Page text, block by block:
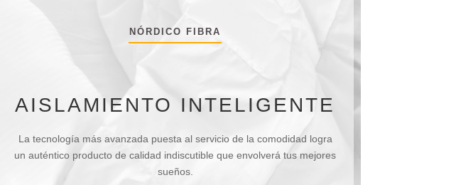
NÓRDICO FIBRA
AISLAMIENTO INTELIGENTE
La tecnología más avanzada puesta al servicio de la comodidad logra
un auténtico producto de calidad indiscutible que envolverá tus mejores
sueños.